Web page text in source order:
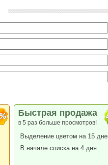
Быстрая продажа
в 5 раз больше просмотров!
Выделение цветом на 15
В начале списка на 4 дня